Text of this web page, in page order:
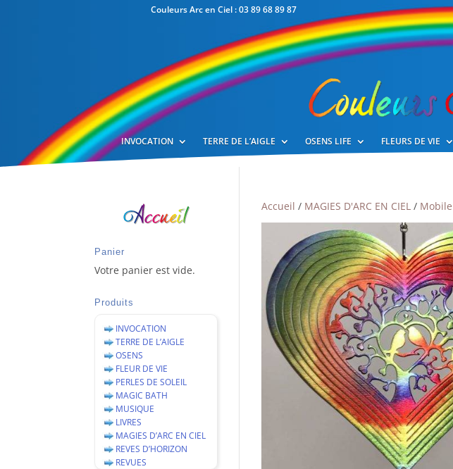
Couleurs Arc en Ciel : 03 89 68 89 87
INVOCATION TERRE DE L’AIGLE OSENS LIFE FLEURS DE VIE
Accueil / MAGIES D'ARC EN CIEL /
Panier
Votre panier est vide.
Produits
INVOCATION
TERRE DE L’AIGLE
OSENS
FLEUR DE VIE
PERLES DE SOLEIL
MAGIC BATH
MUSIQUE
LIVRES
MAGIES D’ARC EN CIEL
REVES D’HORIZON
REVUES